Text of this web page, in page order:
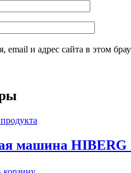
email и адрес сайта в этом
машина HIBERG